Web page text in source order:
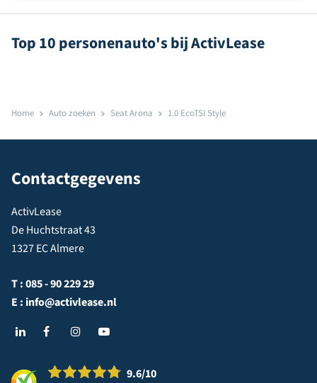
Top 10 personenauto's bij ActivLease
Home Auto zoeken Seat Arona 1.0 EcoTSI Style
Contactgegevens
ActivLease
De Huchtstraat 43
1327 EC Almere
T :085 - 90 229 29
E : info@activlease.nl
9.6/10